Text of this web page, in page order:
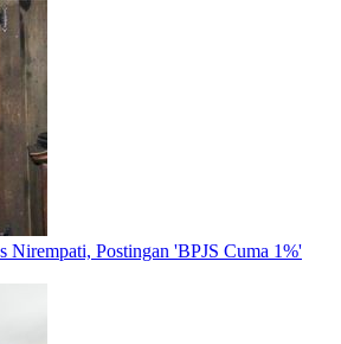
Nirempati, Postingan 'BPJS Cuma 1%'